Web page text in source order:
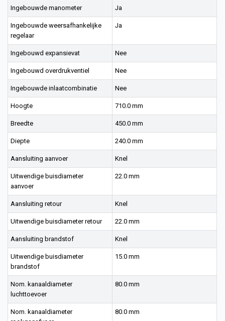
Ingebouwde manometer Ja
Ingebouwde weersafhankelijke
regelaar
Ja
Ingebouwd expansievat Nee
Ingebouwd overdrukventiel Nee
Ingebouwde inlaatcombinatie Nee
Hoogte 710.0 mm
Breedte 450.0 mm
Diepte 240.0 mm
Aansluiting aanvoer Knel
Uitwendige buisdiameter
aanvoer
22.0 mm
Aansluiting retour Knel
Uitwendige buisdiameter retour 22.0 mm
Aansluiting brandstof Knel
Uitwendige buisdiameter
brandstof
15.0 mm
Nom. kanaaldiameter
luchttoevoer
80.0 mm
Nom. kanaaldiameter
80.0 mm